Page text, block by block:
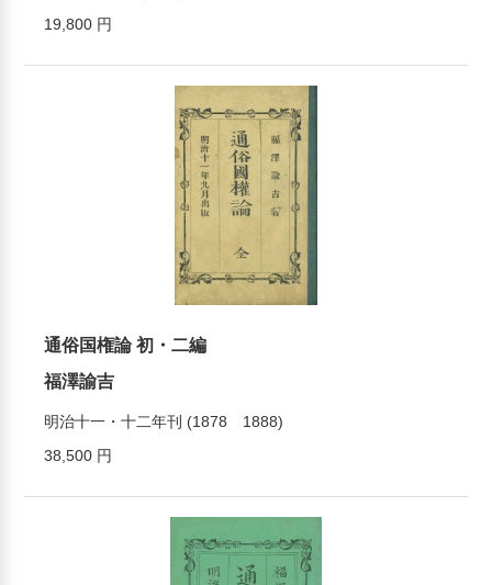
19,800 円
通俗国権論 初・二編
福澤諭吉
明治十一・十二年刊 (1878 1888)
38,500 円